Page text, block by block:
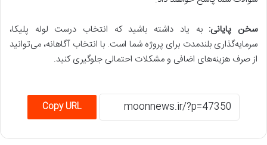
سخن پایانی: به یاد داشته باشید که انتخاب درست لوله پلیکا،
سرمایه‌گذاری بلندمدت برای پروژه شما است. با انتخاب آگاهانه، می‌توانید
از صرف هزینه‌های اضافی و مشکلات احتمالی جلوگیری کنید.
Copy URL